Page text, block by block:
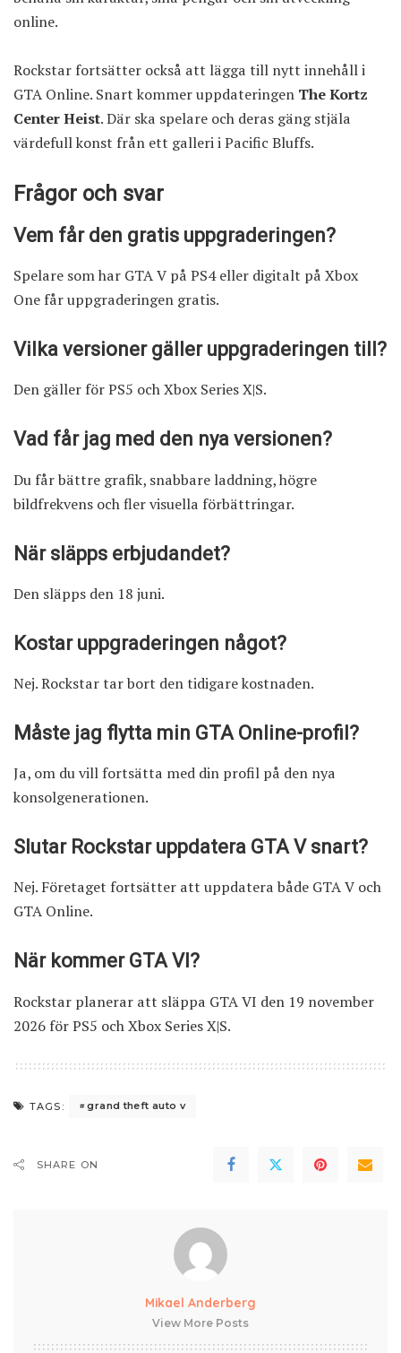
online.
Rockstar fortsätter också att lägga till nytt innehåll i
GTA Online. Snart kommer uppdateringen The Kortz
Center Heist. Där ska spelare och deras gäng stjäla
värdefull konst från ett galleri i Pacific Bluffs.
Frågor och svar
Vem får den gratis uppgraderingen?
Spelare som har GTA V på PS4 eller digitalt på Xbox
One får uppgraderingen gratis.
Vilka versioner gäller uppgraderingen till?
Den gäller för PS5 och Xbox Series X|S.
Vad får jag med den nya versionen?
Du får bättre grafik, snabbare laddning, högre
bildfrekvens och fler visuella förbättringar.
När släpps erbjudandet?
Den släpps den 18 juni.
Kostar uppgraderingen något?
Nej. Rockstar tar bort den tidigare kostnaden.
Måste jag flytta min GTA Online-profil?
Ja, om du vill fortsätta med din profil på den nya
konsolgenerationen.
Slutar Rockstar uppdatera GTA V snart?
Nej. Företaget fortsätter att uppdatera både GTA V och
GTA Online.
När kommer GTA VI?
Rockstar planerar att släppa GTA VI den 19 november
2026 för PS5 och Xbox Series X|S.
TAGS: grand theft auto v
SHARE ON
Mikael Anderberg
View More Posts